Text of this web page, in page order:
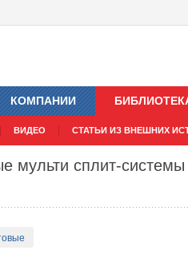
КОМПАНИИ
ВИДЕО СТАТЬИ ИЗ ВНЕШНИХ
мульти сплит-